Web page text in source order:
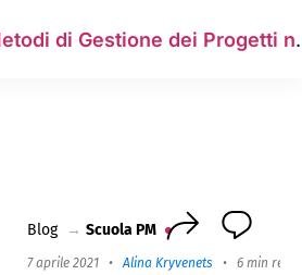
I Migliori
Blog → Scuola PM
7 aprile 2021 •Alina Kryvenets • 6 min read